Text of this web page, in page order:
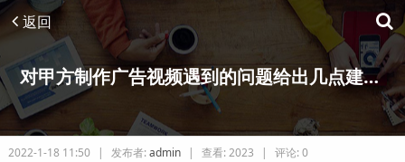
返回
对甲方制作广告视频遇到的问题给出几点建议-艺客映画传媒(深圳)有限公司
2022-1-18 11:50 | 发布者:admin | 查看:2023 | 评论: 0